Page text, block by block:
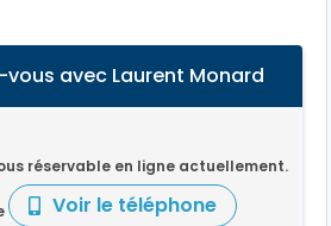
vous avec Laurent Monard
réservable en ligne actuellement.
Voir le téléphone